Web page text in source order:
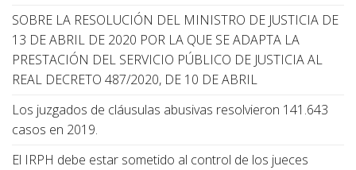
SOBRE LA RESOLUCIÓN DEL MINISTRO DE JUSTICIA DE
13 DE ABRIL DE 2020 POR LA QUE SE ADAPTA LA
PRESTACIÓN DEL SERVICIO PÚBLICO DE JUSTICIA AL
REAL DECRETO 487/2020, DE 10 DE ABRIL
Los juzgados de cláusulas abusivas resolvieron 141.643
casos en 2019.
El IRPH debe estar sometido al control de los jueces